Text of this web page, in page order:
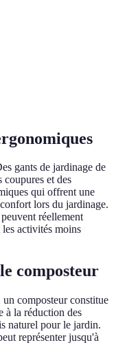
gants de jardinage de
coupures et des
qui offrent une
lors du jardinage.
réellement
activités moins
composteur
composteur constitue
à la réduction des
naturel pour le jardin.
représenter jusqu'à